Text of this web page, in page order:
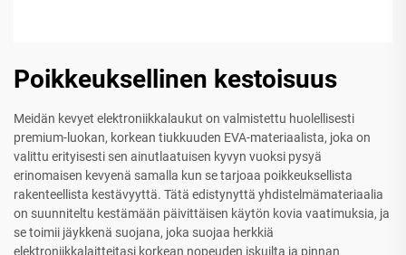
Poikkeuksellinen kestoisuus
Meidän kevyet elektroniikkalaukut on valmistettu huolellisesti
premium-luokan, korkean tiukkuuden EVA-materiaalista, joka on
valittu erityisesti sen ainutlaatuisen kyvyn vuoksi pysyä
erinomaisen kevyenä samalla kun se tarjoaa poikkeuksellista
rakenteellista kestävyyttä. Tätä edistynyttä yhdistelmämateriaalia
on suunniteltu kestämään päivittäisen käytön kovia vaatimuksia, ja
se toimii jäykkenä suojana, joka suojaa herkkiä
elektroniikkalaitteitasi korkean nopeuden iskuilta ja pinnan